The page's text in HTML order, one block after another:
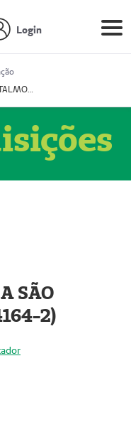
Login
Prestador OFTALMOCLÍNICA SÃO GONÇALO (55004164-2)
SÃO
2)